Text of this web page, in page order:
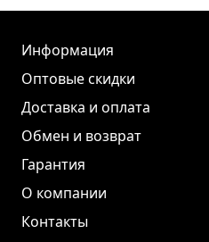
Информация
Оптовые скидки
Доставка и оплата
Обмен и возврат
Гарантия
О компании
Контакты